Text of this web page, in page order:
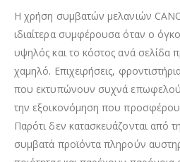
Η χρήση συμβατών μελανιών
ιδιαίτερα συμφέρουσα όταν ο
υψηλός και το κόστος ανά σελίδα
χαμηλό. Επιχειρήσεις,
που εκτυπώνουν συχνά
την εξοικονόμηση που
Παρότι δεν κατασκευάζονται από
συμβατά προϊόντα πληρούν